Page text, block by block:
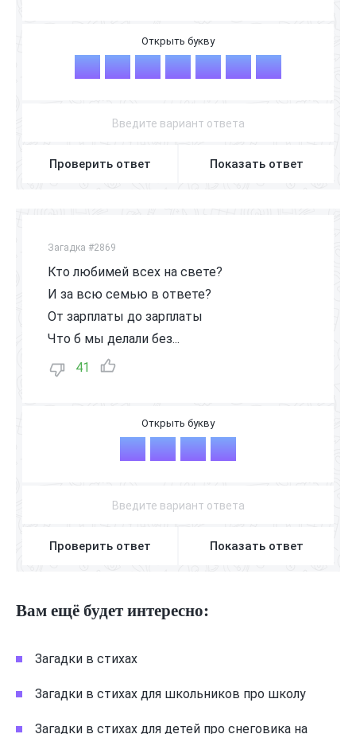
Б А Б У Ш К А
Проверить ответ Показать ответ
Загадка #2869
Кто любимей всех на свете?
И за всю семью в ответе?
От зарплаты до зарплаты
Что б мы делали без...
41
П А П Ы
Проверить ответ Показать ответ
Вам ещё будет интересно:
Загадки в стихах
Загадки в стихах для школьников про школу
Загадки в стихах для детей про снеговика на